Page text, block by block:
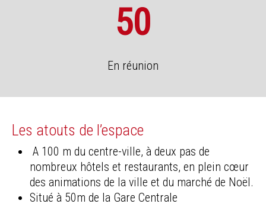
50
En réunion
Les atouts de l’espace
A 100 m du centre-ville, à deux pas de
nombreux hôtels et restaurants, en plein cœur
des animations de la ville et du marché de Noël.
Situé à 50m de la Gare Centrale